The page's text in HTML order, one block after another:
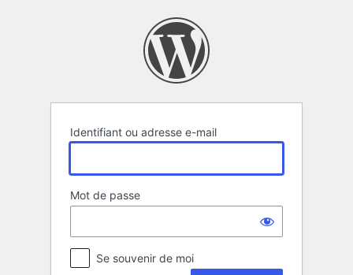
Identifiant ou adresse e-mail
Mot de passe
Se souvenir de moi